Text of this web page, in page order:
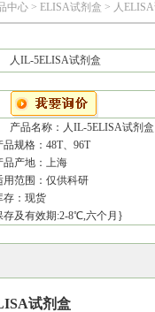
中心 > ELISA试剂盒 > 人
人IL-5ELISA试剂盒
产品名称：人IL-5ELISA试剂盒
品规格：48T、96T
品产地：上海
用范围：仅供科研
存：现货
存及有效期:2-8℃,六个月}
试剂盒